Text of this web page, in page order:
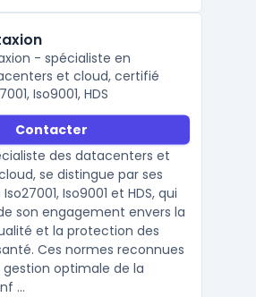
- spécialiste en
et cloud, certifié
Iso9001, HDS
Contacter
des datacenters et
se distingue par ses
Iso9001 et HDS, qui
son engagement envers la
et la protection des
Ces normes reconnues
optimale de la
...